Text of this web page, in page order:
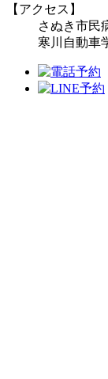
【アクセス】
さぬき市民
寒川自動車